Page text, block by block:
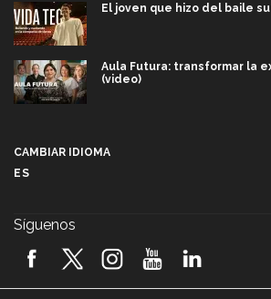
El joven que hizo del baile
Aula Futura: transformar la
(video)
2026! (video)
CAMBIAR IDIOMA
ES
Síguenos